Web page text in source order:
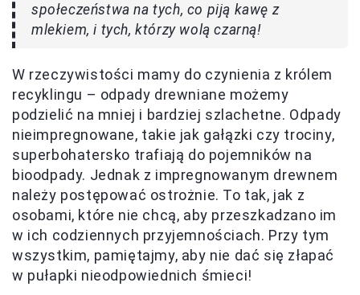
społeczeństwa na tych, co piją kawę z
mlekiem, i tych, którzy wolą czarną!
W rzeczywistości mamy do czynienia z królem
recyklingu – odpady drewniane możemy
podzielić na mniej i bardziej szlachetne. Odpady
nieimpregnowane, takie jak gałązki czy trociny,
superbohatersko trafiają do pojemników na
bioodpady. Jednak z impregnowanym drewnem
należy postępować ostrożnie. To tak, jak z
osobami, które nie chcą, aby przeszkadzano im
w ich codziennych przyjemnościach. Przy tym
wszystkim, pamiętajmy, aby nie dać się złapać
w pułapki nieodpowiednich śmieci!